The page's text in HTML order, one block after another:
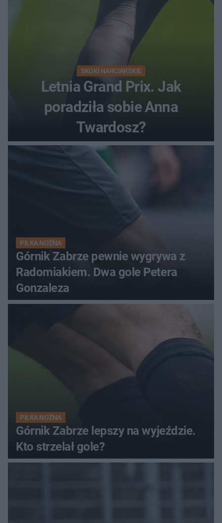
SKOKI NARCIARSKIE
Letnia Grand Prix. Jak
poradziła sobie Anna
Twardosz?
PIŁKA NOŻNA
Górnik Zabrze pewnie wygrywa z
Radomiakiem. Dwa gole Petera
Gonzaleza
PIŁKA NOŻNA
Górnik Zabrze lepszy na wyjeździe.
Kto strzelał gole?